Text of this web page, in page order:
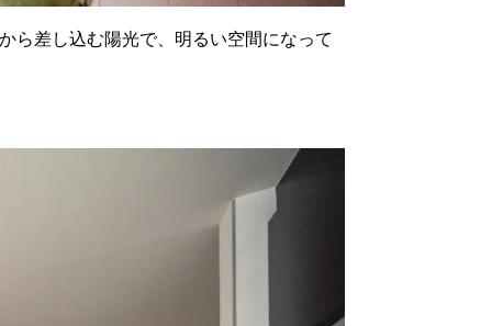
ら差し込む陽光で、明るい空間になって